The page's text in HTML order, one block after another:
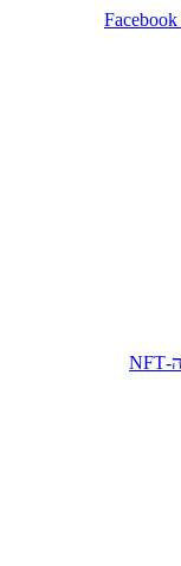
Facebook